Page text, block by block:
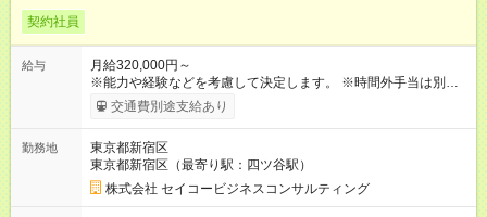
契約社員
給与
月給320,000円～
※能力や経験などを考慮して決定します。 ※時間外手当は別途支
給致します。 【試用期間】試用期間あり 試用期間の長さ：3ヶ
月 雇用形態、給与は本採用時と同じです。
交通費別途支給あり
勤務地
東京都新宿区
東京都新宿区（最寄り駅：四ツ谷駅）
株式会社 セイコービジネスコンサルティング